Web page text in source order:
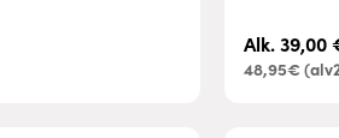
Alk.
48,95€